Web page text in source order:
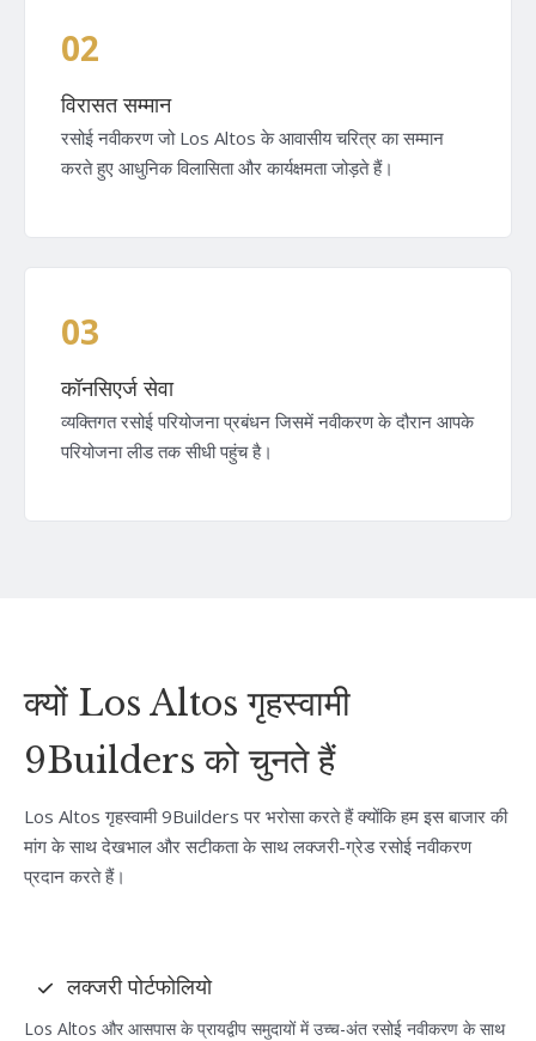
02
विरासत सम्मान
रसोई नवीकरण जो Los Altos के आवासीय चरित्र का सम्मान
करते हुए आधुनिक विलासिता और कार्यक्षमता जोड़ते हैं।
03
कॉनसिएर्ज सेवा
व्यक्तिगत रसोई परियोजना प्रबंधन जिसमें नवीकरण के दौरान आपके
परियोजना लीड तक सीधी पहुंच है।
क्यों Los Altos गृहस्वामी
9Builders को चुनते हैं
Los Altos गृहस्वामी 9Builders पर भरोसा करते हैं क्योंकि हम इस बाजार की
मांग के साथ देखभाल और सटीकता के साथ लक्जरी-ग्रेड रसोई नवीकरण
प्रदान करते हैं।
लक्जरी पोर्टफोलियो
Los Altos और आसपास के प्रायद्वीप समुदायों में उच्च-अंत रसोई नवीकरण के साथ